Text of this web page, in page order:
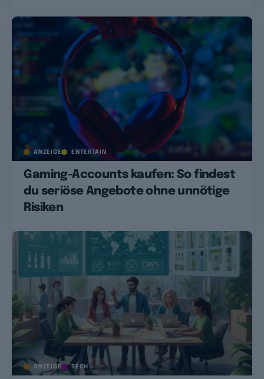
ANZEIGE ENTERTAIN
Gaming-Accounts kaufen: So findest
du seriöse Angebote ohne unnötige
Risiken
ANZEIGE TECH